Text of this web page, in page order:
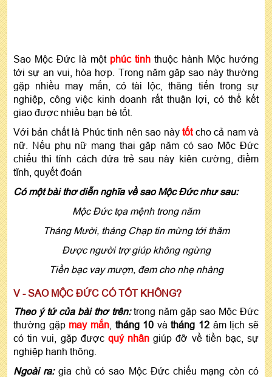
Sao Mộc Đức là một phúc tinh thuộc hành Mộc hướng
tới sự an vui, hòa hợp. Trong năm gặp sao này thường
gặp nhiều may mắn, có tài lộc, thăng tiến trong sự
nghiệp, công việc kinh doanh rất thuận lợi, có thể kết
giao được nhiều bạn bè tốt.
Với bản chất là Phúc tinh nên sao nàytốtcho cả nam và
nữ. Nếu phụ nữ mang thai gặp năm có sao Mộc Đức
chiếu thì tính cách đứa trẻ sau này kiên cường, điềm
tĩnh, quyết đoán
Có một bài thơ diễn nghĩa về sao Mộc Đức như sau:
Mộc Đức tọa mệnh trong năm
Tháng Mười, tháng Chạp tin mừng tới thăm
Được người trợ giúp không ngừng
Tiền bạc vay mượn, đem cho nhẹ nhàng
V - SAO MỘC ĐỨC CÓ TỐT KHÔNG?
Theo ý tứ của bài thơ trên:trong năm gặp sao Mộc Đức
thường gặp may mắn, tháng 10 vàtháng 12 âm lịch sẽ
có tin vui, gặp được quý nhân giúp đỡ về tiền bạc, sự
nghiệp hanh thông.
Ngoài ra:gia chủ có sao Mộc Đức chiếu mạng còn có